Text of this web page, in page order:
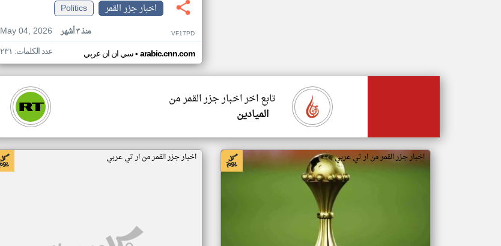
اخبار جزر القمر
Politics
May 04, 2026
منذ ٣ أشهر VF17PD
سي ان ان عربي• arabic.cnn.com عدد الكلمات: ٢٣١
تابع اخر اخبار جزر القمر من
الميادين
اخبار جزر القمر من ار تي عربي اخبار جزر القمر من ار تي عربي